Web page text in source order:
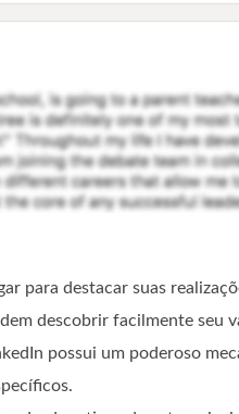
para destacar suas
descobrir facilmente seu
possui um poderoso